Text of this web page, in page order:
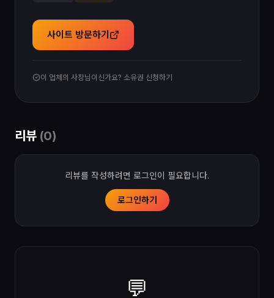
사이트 방문하기
이 업체의 사장님이신가요? 소유권 신청하기
리뷰 (0)
리뷰를 작성하려면 로그인이 필요합니다.
로그인하기
💬